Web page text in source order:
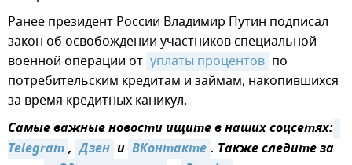
Ранее президент России Владимир Путин подписал
закон об освобождении участников специальной
военной операции от уплаты процентов по
потребительским кредитам и займам, накопившихся
за время кредитных каникул.
Самые важные новости ищите в наших соцсетях:
Telegram, Дзен и ВКонтакте. Также следите за